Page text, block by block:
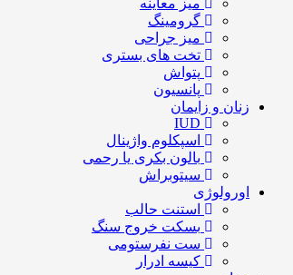
میز معاینه
گرومینگ
میز جراحی
تخت های بستری
پتواش
پانسیون
زنان و زایمان
IUD
اسپکلوم واژینال
بالون بکری یا رحمی
سیتوبراش
اورولوژی
استنت حالب
بسکت خروج سنگ
ست نفرستومی
کیسه ادرار